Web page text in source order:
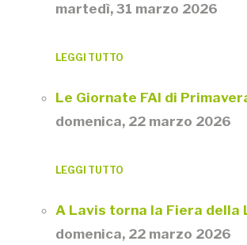
martedì, 31 marzo 2026
LEGGI TUTTO
Le Giornate FAI di
domenica, 22 marzo 2026
LEGGI TUTTO
A Lavis torna la Fiera della
domenica, 22 marzo 2026